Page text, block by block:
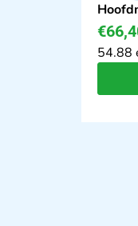
€
54.88